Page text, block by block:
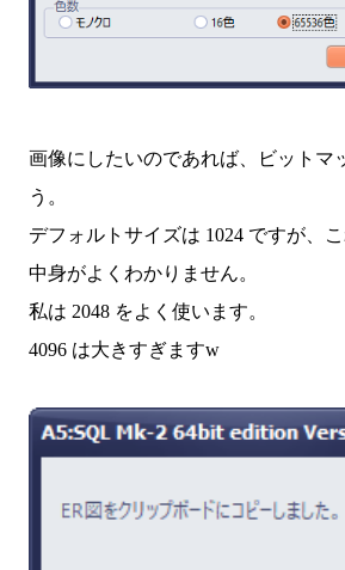
画像にしたいのであれば、ビットマ
う。
デフォルトサイズは 1024 ですが、
中身がよくわかりません。
私は 2048 をよく使います。
4096 は大きすぎますw